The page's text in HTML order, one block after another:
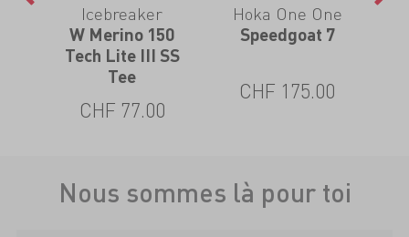
Icebreaker
W Merino 150
Tech Lite III SS
Tee
CHF 77.00
Hoka One One
Speedgoat 7
CHF 175.00
Nous sommes là pour toi